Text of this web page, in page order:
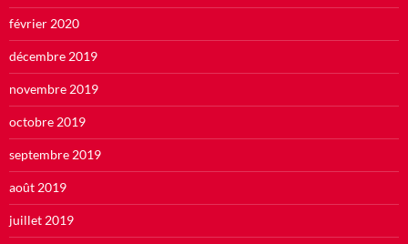
février 2020
décembre 2019
novembre 2019
octobre 2019
septembre 2019
août 2019
juillet 2019